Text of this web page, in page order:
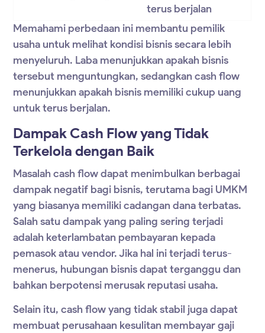
terus berjalan
Memahami perbedaan ini membantu pemilik
usaha untuk melihat kondisi bisnis secara lebih
menyeluruh. Laba menunjukkan apakah bisnis
tersebut menguntungkan, sedangkan cash flow
menunjukkan apakah bisnis memiliki cukup uang
untuk terus berjalan.
Dampak Cash Flow yang Tidak
Terkelola dengan Baik
Masalah cash flow dapat menimbulkan berbagai
dampak negatif bagi bisnis, terutama bagi UMKM
yang biasanya memiliki cadangan dana terbatas.
Salah satu dampak yang paling sering terjadi
adalah keterlambatan pembayaran kepada
pemasok atau vendor. Jika hal ini terjadi terus-
menerus, hubungan bisnis dapat terganggu dan
bahkan berpotensi merusak reputasi usaha.
Selain itu, cash flow yang tidak stabil juga dapat
membuat perusahaan kesulitan membayar gaji